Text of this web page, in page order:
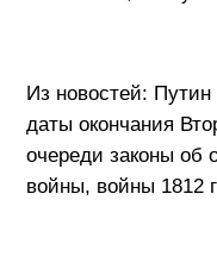
Из новостей: Путин
даты окончания
очереди законы об
войны, войны 1812